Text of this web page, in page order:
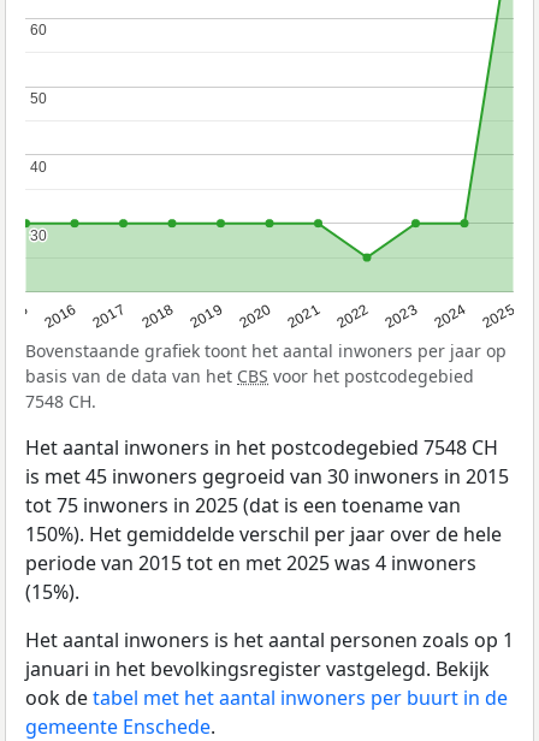
2016 2017 2018 2019 2020 2021 2022 2023 2024 2025
30
30
40
40
50
50
60
60
Bovenstaande grafiek toont het aantal inwoners per jaar op
basis van de data van het CBS voor het postcodegebied
7548 CH.
Het aantal inwoners in het postcodegebied 7548 CH
is met 45 inwoners gegroeid van 30 inwoners in 2015
tot 75 inwoners in 2025 (dat is een toename van
150%). Het gemiddelde verschil per jaar over de hele
periode van 2015 tot en met 2025 was 4 inwoners
(15%).
Het aantal inwoners is het aantal personen zoals op 1
januari in het bevolkingsregister vastgelegd. Bekijk
ook detabel met het aantal inwoners per buurt in de
gemeente Enschede.